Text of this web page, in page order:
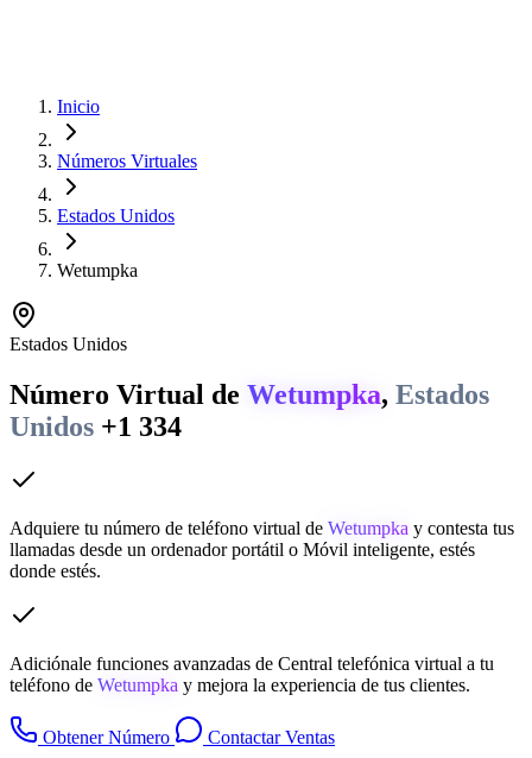
Inicio
Números Virtuales
Estados Unidos
Wetumpka
Estados Unidos
Número Virtual de Wetumpka, Estados
Unidos +1 334
Adquiere tu número de teléfono virtual de Wetumpka y contesta tus
llamadas desde un ordenador portátil o Móvil inteligente, estés
donde estés.
Adiciónale funciones avanzadas de Central telefónica virtual a tu
teléfono de Wetumpka y mejora la experiencia de tus clientes.
Obtener Número
Contactar Ventas